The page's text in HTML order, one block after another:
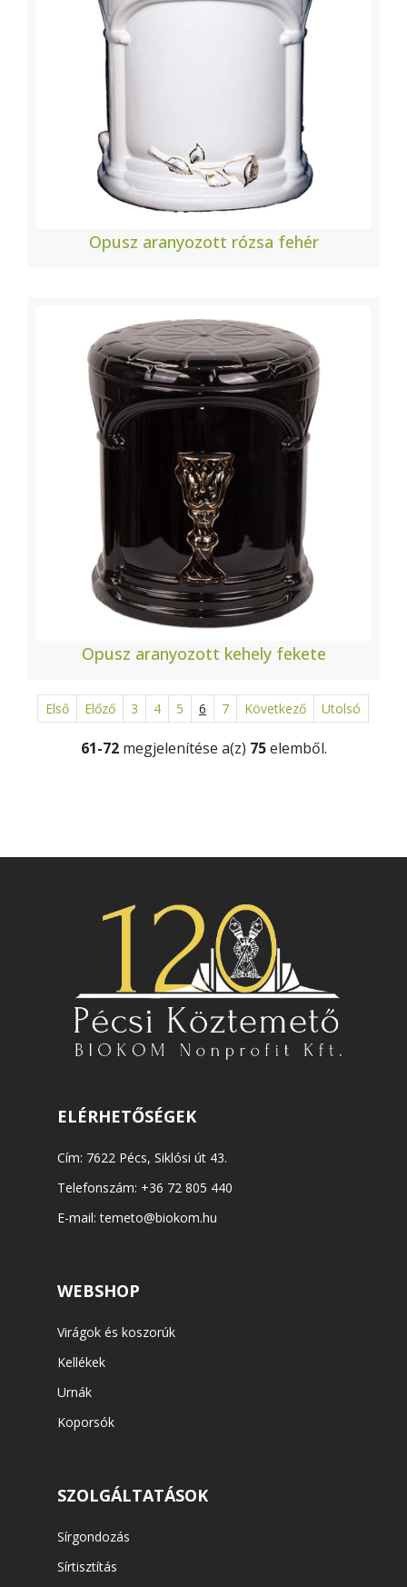
Opusz aranyozott rózsa fehér
Opusz aranyozott kehely fekete
Első Előző 3 4 5 6 7 Következő Utolsó
61-72megjelenítése a(z) 75elemből.
ELÉRHETŐSÉGEK
Cím: 7622 Pécs, Siklósi út 43.
Telefonszám: +36 72 805 440
E-mail:temeto@biokom.hu
WEBSHOP
Virágok és koszorúk
Kellékek
Urnák
Koporsók
SZOLGÁLTATÁSOK
Sírgondozás
Sírtisztítás